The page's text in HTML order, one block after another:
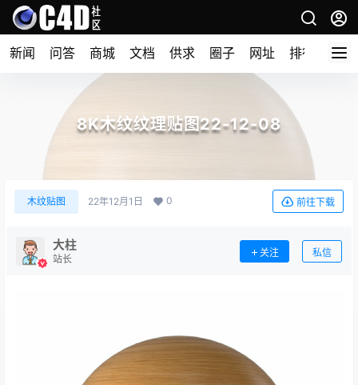
新闻 问答 商城 文档 供求 圈子 网址 排行榜
8K木纹纹理贴图22-12-08
木纹贴图 22年12月1日 0 前往下载
大柱
站长
关注 私信